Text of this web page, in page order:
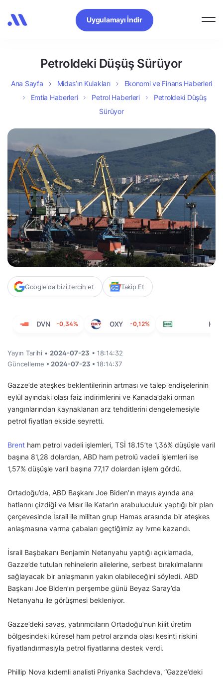
Uygulamayı İndir
Petroldeki Düşüş Sürüyor
Ana Sayfa Midas’ın Kulakları
Ekonomi ve Finans Haberleri
Emtia Haberleri
Petrol Haberleri
Petroldeki Düşüş
Sürüyor
Google'da bizi tercih et Takip Et
DVN -0,34% OXY -0,12% HES
Yayın Tarihi • 2024-07-23 • 18:14:32
Güncelleme • 2024-07-23 • 18:14:37
Gazze’de ateşkes beklentilerinin artması ve talep endişelerinin
eylül ayındaki olası faiz indirimlerini ve Kanada’daki orman
yangınlarından kaynaklanan arz tehditlerini dengelemesiyle
petrol fiyatları ekside seyretti.
Brent ham petrol vadeli işlemleri, TSİ 18.15’te 1,36% düşüşle varil
başına 81,28 dolardan, ABD ham petrolü vadeli işlemleri ise
1,57% düşüşle varil başına 77,17 dolardan işlem gördü.
Ortadoğu’da, ABD Başkanı Joe Biden’ın mayıs ayında ana
hatlarını çizdiği ve Mısır ile Katar’ın arabuluculuk yaptığı bir plan
çerçevesinde İsrail ile militan grup Hamas arasında bir ateşkes
anlaşmasına varma çabaları geçtiğimiz ay ivme kazandı.
İsrail Başbakanı Benjamin Netanyahu yaptığı açıklamada,
Gazze’de tutulan rehinelerin ailelerine, serbest bırakılmalarını
sağlayacak bir anlaşmanın yakın olabileceğini söyledi. ABD
Başkanı Joe Biden’ın perşembe günü Beyaz Saray’da
Netanyahu ile görüşmesi bekleniyor.
Gazze’deki savaş, yatırımcıların Ortadoğu’nun kilit üretim
bölgesindeki küresel ham petrol arzında olası kesinti riskini
fiyatlandırmasıyla petrol fiyatlarına destek verdi.
Phillip Nova kıdemli analisti Priyanka Sachdeva, “Gazze’deki